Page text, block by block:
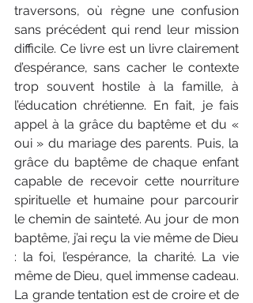
traversons, où règne une confusion
sans précédent qui rend leur mission
difficile. Ce livre est un livre clairement
d’espérance, sans cacher le contexte
trop souvent hostile à la famille, à
l’éducation chrétienne. En fait, je fais
appel à la grâce du baptême et du «
oui » du mariage des parents. Puis, la
grâce du baptême de chaque enfant
capable de recevoir cette nourriture
spirituelle et humaine pour parcourir
le chemin de sainteté. Au jour de mon
baptême, j’ai reçu la vie même de Dieu
: la foi, l’espérance, la charité. La vie
même de Dieu, quel immense cadeau.
La grande tentation est de croire et de